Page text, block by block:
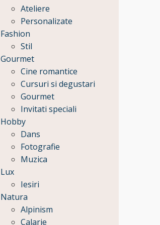
Ateliere
Personalizate
Fashion
Stil
Gourmet
Cine romantice
Cursuri si degustari
Gourmet
Invitati speciali
Hobby
Dans
Fotografie
Muzica
Lux
Iesiri
Natura
Alpinism
Calarie